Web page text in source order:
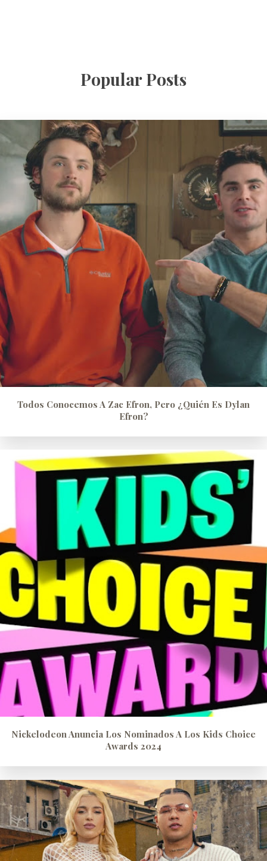
Popular Posts
Todos Conocemos A Zac Efron, Pero ¿quién Es Dylan
Efron?
Nickelodeon Anuncia Los Nominados A Los Kids Choice
Awards 2024